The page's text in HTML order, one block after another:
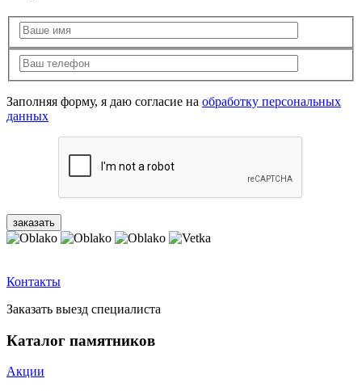
Заполняя форму, я даю согласие на обработку персональных
данных
Контакты
Заказать выезд специалиста
Каталог памятников
Акции